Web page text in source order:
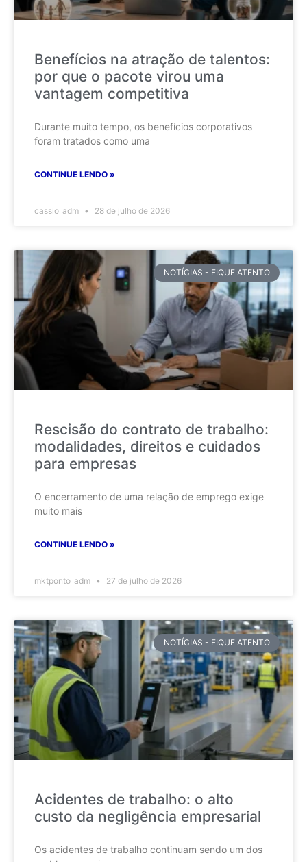
Benefícios na atração de talentos:
por que o pacote virou uma
vantagem competitiva
Durante muito tempo, os benefícios corporativos
foram tratados como uma
CONTINUE LENDO »
cassio_adm 28 de julho de 2026
NOTÍCIAS - FIQUE ATENTO
Rescisão do contrato de trabalho:
modalidades, direitos e cuidados
para empresas
O encerramento de uma relação de emprego exige
muito mais
CONTINUE LENDO »
mktponto_adm 27 de julho de 2026
NOTÍCIAS - FIQUE ATENTO
Acidentes de trabalho: o alto
custo da negligência empresarial
Os acidentes de trabalho continuam sendo um dos